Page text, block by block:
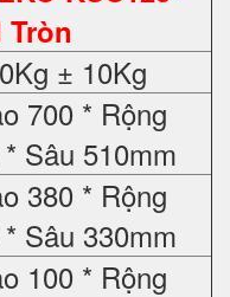
Tròn
± 10Kg
700 * Rộng
Sâu 510mm
380 * Rộng
Sâu 330mm
100 * Rộng